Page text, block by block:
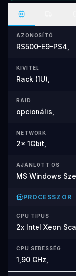
AZONOSÍTÓ
RS500-E9-PS4,
KIVITEL
Rack (1U),
RAID
opcionális,
NETWORK
2x 1Gbit,
AJÁNLOTT OS
MS Windows
PROCESSZOR
CPU TÍPUS
2x Intel Xeon
CPU SEBESSÉG
1,90 GHz,